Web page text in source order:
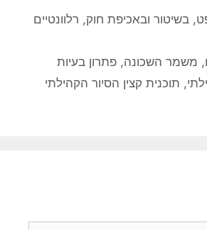
בשיטור ובאכיפת חוק, רלוונטיים
, משמר השכונה,פתרון בעיות
, תוכנית קצין הסיור הקהילתי